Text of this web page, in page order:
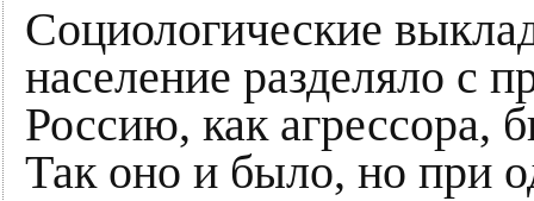
Социологические
население разделяло с
Россию, как агрессора,
Так оно и было, но при